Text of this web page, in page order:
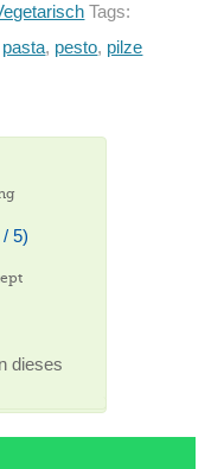
Tags:
pasta, pesto, pilze
/ 5)
dieses